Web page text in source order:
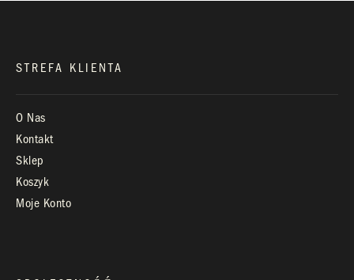
STREFA KLIENTA
O Nas
Kontakt
Sklep
Koszyk
Moje Konto